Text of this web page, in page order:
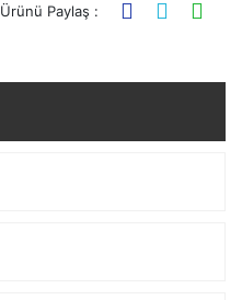
Ürünü Paylaş :